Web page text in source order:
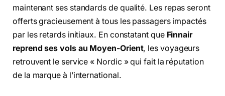
maintenant ses standards de qualité. Les repas seront
offerts gracieusement à tous les passagers impactés
par les retards initiaux. En constatant que Finnair
reprend ses vols au Moyen-Orient, les voyageurs
retrouvent le service « Nordic » qui fait la réputation
de la marque à l’international.